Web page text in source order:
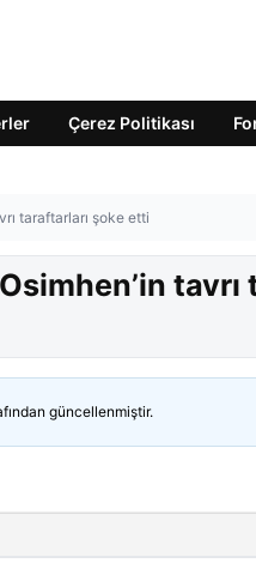
Çerez Politikası
taraftarları şoke etti
tavrı
güncellenmiştir.